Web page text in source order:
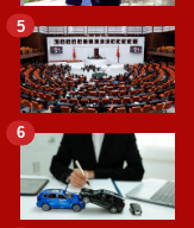
5
6